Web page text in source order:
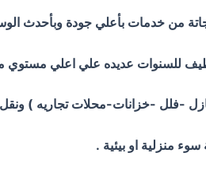
من خدمات بأعلي جودة وبأحدث
للسنوات عديده علي اعلي مستوي
-فلل -خزانات-محلات تجاريه )
منزلية او بيئية .